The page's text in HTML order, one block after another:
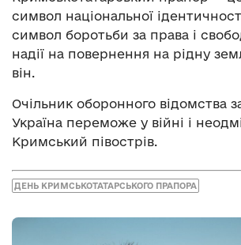
символ національної
символ боротьби за права і
надії на повернення на рідну
він.
Очільник оборонного відомства
Україна переможе у війні і
Кримський півострів.
ДЕНЬ КРИМСЬКОТАТАРСЬКОГО ПРАПОРА